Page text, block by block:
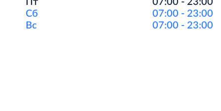
Пт
07:00 - 23:00
Сб
07:00 - 23:00
Вс
07:00 - 23:00